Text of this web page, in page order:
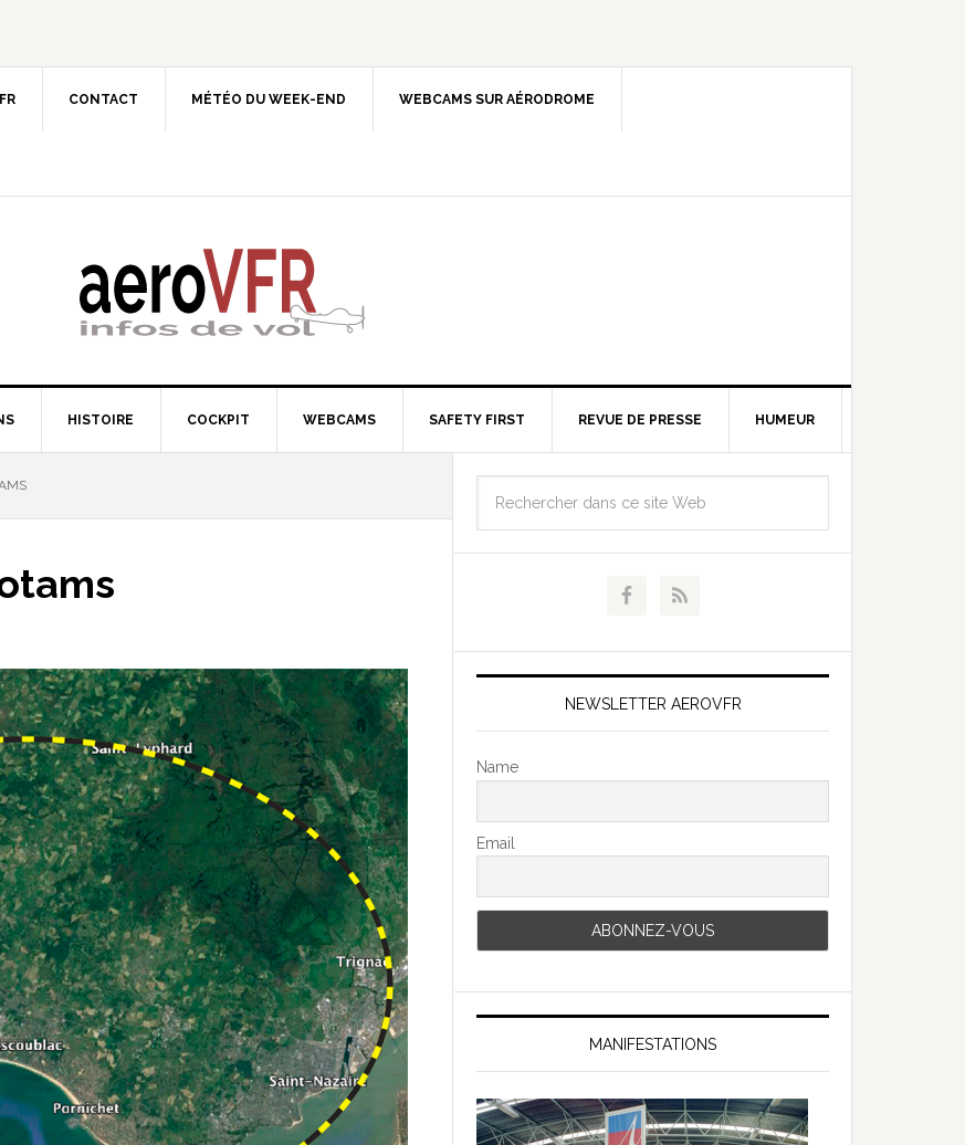
CONTACT MÉTÉO DU WEEK-END WEBCAMS SUR AÉRODROME
HISTOIRE COCKPIT WEBCAMS SAFETY FIRST REVUE DE PRESSE HUMEUR
NEWSLETTER AEROVFR
Name
Email
MANIFESTATIONS